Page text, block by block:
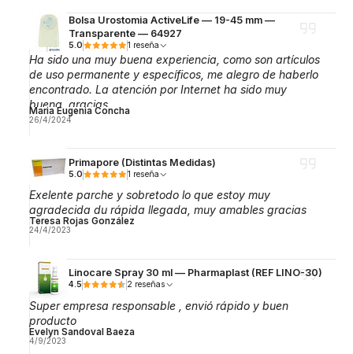
Bolsa Urostomia ActiveLife — 19-45 mm —
Transparente — 64927
5.0 1 reseña
Ha sido una muy buena experiencia, como son artículos
de uso permanente y específicos, me alegro de haberlo
encontrado. La atención por Internet ha sido muy
buena, gracias.
Maria Eugenia Concha
26/4/2024
Primapore (Distintas Medidas)
5.0 1 reseña
Exelente parche y sobretodo lo que estoy muy
agradecida du rápida llegada, muy amables gracias
Teresa Rojas González
24/4/2023
Linocare Spray 30 ml — Pharmaplast (REF LINO-30)
4.5 2 reseñas
Super empresa responsable , envió rápido y buen
producto
Evelyn Sandoval Baeza
4/9/2023